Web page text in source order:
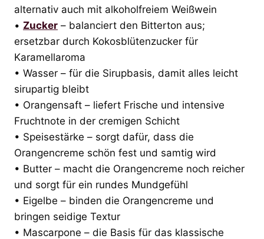
alternativ auch mit alkoholfreiem Weißwein
• Zucker – balanciert den Bitterton aus;
ersetzbar durch Kokosblütenzucker für
Karamellaroma
• Wasser – für die Sirupbasis, damit alles leicht
sirupartig bleibt
• Orangensaft – liefert Frische und intensive
Fruchtnote in der cremigen Schicht
• Speisestärke – sorgt dafür, dass die
Orangencreme schön fest und samtig wird
• Butter – macht die Orangencreme noch reicher
und sorgt für ein rundes Mundgefühl
• Eigelbe – binden die Orangencreme und
bringen seidige Textur
• Mascarpone – die Basis für das klassische